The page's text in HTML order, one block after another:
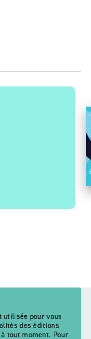
utilisée pour vous
des éditions
tout moment. Pour